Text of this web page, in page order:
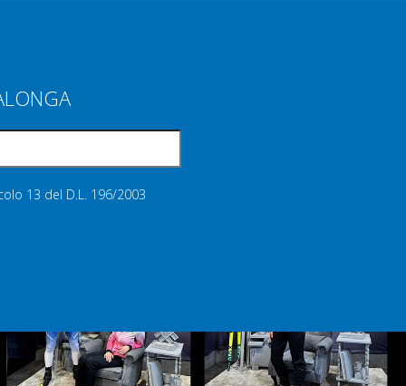
13 del D.L. 196/2003